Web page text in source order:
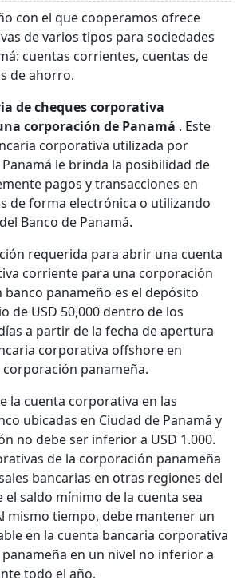
con el que cooperamos ofrece
de varios tipos para sociedades
cuentas corrientes, cuentas de
de ahorro.
de cheques corporativa
corporación de Panamá . Este
corporativa utilizada por
le brinda la posibilidad de
pagos y transacciones en
de forma electrónica o utilizando
Banco de Panamá.
requerida para abrir una cuenta
corriente para una corporación
banco panameño es el depósito
de USD 50,000 dentro de los
a partir de la fecha de apertura
corporativa offshore en
panameña.
la cuenta corporativa en las
ubicadas en Ciudad de Panamá y
no debe ser inferior a USD 1.000.
de la corporación panameña
bancarias en otras regiones del
saldo mínimo de la cuenta sea
mismo tiempo, debe mantener un
en la cuenta bancaria corporativa
en un nivel no inferior a
todo el año.